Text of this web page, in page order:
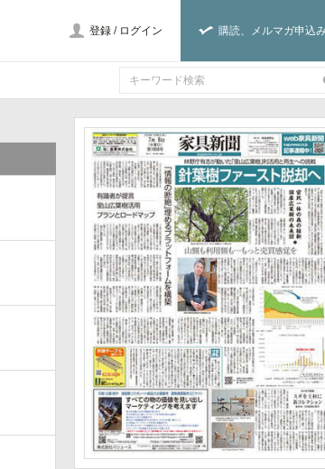
購読、メルマガ申込
登録 / ログイン